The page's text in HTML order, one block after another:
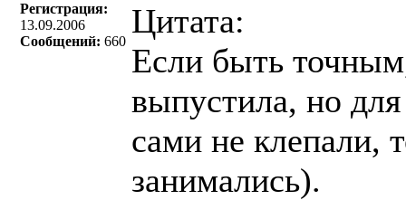
Регистрация:
13.09.2006
Сообщений: 660
Цитата:
Если быть
выпустила, но
сами не клепали,
занимались).